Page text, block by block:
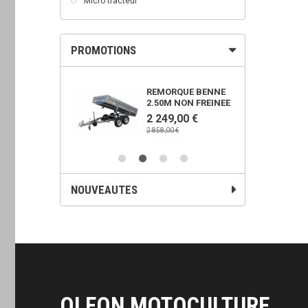
PROMOTIONS
REMORQUE BENNE
2.50M NON FREINEE
2 249,00 €
2 858,00 €
NOUVEAUTES